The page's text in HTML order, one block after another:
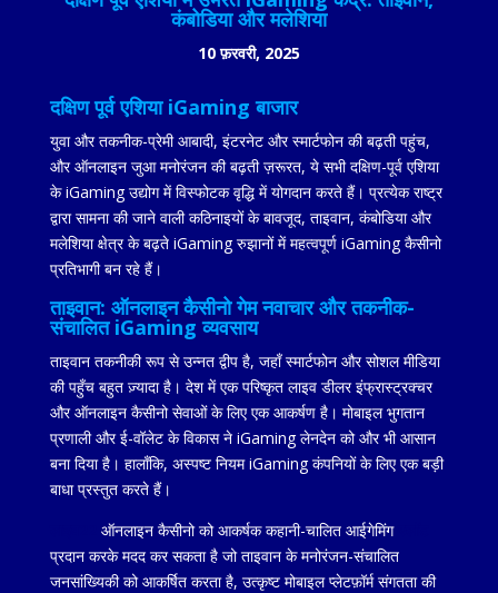
कंबोडिया और मलेशिया
10 फ़रवरी, 2025
दक्षिण पूर्व एशिया iGaming बाजार
युवा और तकनीक-प्रेमी आबादी, इंटरनेट और स्मार्टफोन की बढ़ती पहुंच,
और ऑनलाइन जुआ मनोरंजन की बढ़ती ज़रूरत, ये सभी दक्षिण-पूर्व एशिया
के iGaming उद्योग में विस्फोटक वृद्धि में योगदान करते हैं। प्रत्येक राष्ट्र
द्वारा सामना की जाने वाली कठिनाइयों के बावजूद, ताइवान, कंबोडिया और
मलेशिया क्षेत्र के बढ़ते iGaming रुझानों में महत्वपूर्ण iGaming कैसीनो
प्रतिभागी बन रहे हैं।
ताइवान: ऑनलाइन कैसीनो गेम नवाचार और तकनीक-
संचालित iGaming व्यवसाय
ताइवान तकनीकी रूप से उन्नत द्वीप है, जहाँ स्मार्टफोन और सोशल मीडिया
की पहुँच बहुत ज़्यादा है। देश में एक परिष्कृत लाइव डीलर इंफ्रास्ट्रक्चर
और ऑनलाइन कैसीनो सेवाओं के लिए एक आकर्षण है। मोबाइल भुगतान
प्रणाली और ई-वॉलेट के विकास ने iGaming लेनदेन को और भी आसान
बना दिया है। हालाँकि, अस्पष्ट नियम iGaming कंपनियों के लिए एक बड़ी
बाधा प्रस्तुत करते हैं।
ऑनलाइन कैसीनो को आकर्षक कहानी-चालित आईगेमिंग
प्रदान करके मदद कर सकता है जो ताइवान के मनोरंजन-संचालित
जनसांख्यिकी को आकर्षित करता है, उत्कृष्ट मोबाइल प्लेटफ़ॉर्म संगतता की